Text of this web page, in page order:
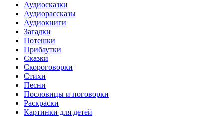
Аудиосказки
Аудиорассказы
Аудиокниги
Загадки
Потешки
Прибаутки
Сказки
Скороговорки
Стихи
Песни
Пословицы и поговорки
Раскраски
Картинки для детей